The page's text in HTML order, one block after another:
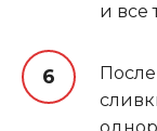
и все